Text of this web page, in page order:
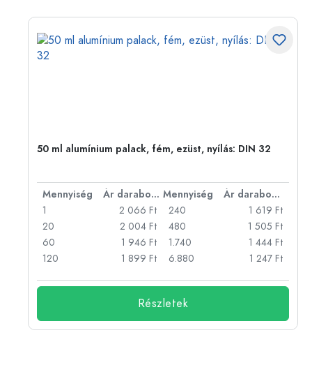
50 ml alumínium palack, fém, ezüst, nyílás: DIN 32
Mennyiség Ár darabonként Mennyiség
Ár darabonként
1
2 066 Ft
20
2 004 Ft
60
1 946 Ft
120
1 899 Ft
240
1 619 Ft
480
1 505 Ft
1.740
1 444 Ft
6.880
1 247 Ft
Részletek